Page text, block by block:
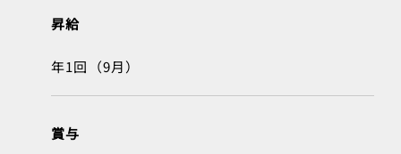
昇給
年1回（9月）
賞与